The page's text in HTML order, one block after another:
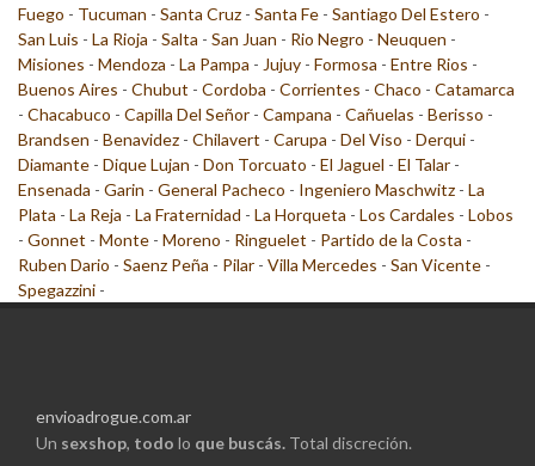
Fuego - Tucuman - Santa Cruz - Santa Fe - Santiago Del Estero -
San Luis - La Rioja - Salta - San Juan - Rio Negro - Neuquen -
Misiones - Mendoza - La Pampa - Jujuy - Formosa - Entre Rios -
Buenos Aires - Chubut - Cordoba - Corrientes - Chaco - Catamarca
- Chacabuco - Capilla Del Señor - Campana - Cañuelas - Berisso -
Brandsen - Benavidez - Chilavert - Carupa - Del Viso - Derqui -
Diamante - Dique Lujan - Don Torcuato - El Jaguel - El Talar -
Ensenada - Garin - General Pacheco - Ingeniero Maschwitz - La
Plata - La Reja - La Fraternidad - La Horqueta - Los Cardales - Lobos
- Gonnet - Monte - Moreno - Ringuelet - Partido de la Costa -
Ruben Dario - Saenz Peña - Pilar - Villa Mercedes - San Vicente -
Spegazzini -
envioadrogue.com.ar
Un sexshop, todo lo que buscás. Total discreción.